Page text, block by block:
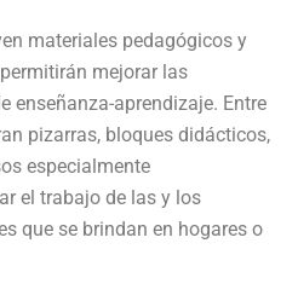
materiales pedagógicos y
mejorar las
enseñanza-aprendizaje. Entre
pizarras, bloques didácticos,
especialmente
el trabajo de las y los
que se brindan en hogares o